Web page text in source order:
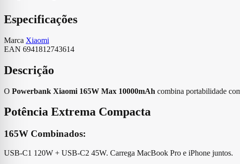
Especificações
Marca Xiaomi
EAN 6941812743614
Descrição
O Powerbank Xiaomi 165W Max 10000mAh combina portabilidade
Potência Extrema Compacta
165W Combinados:
USB-C1 120W + USB-C2 45W. Carrega MacBook Pro e iPhone juntos.